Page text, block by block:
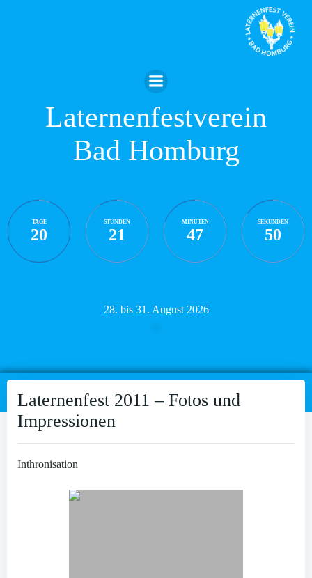
Laternenfestverein
Bad Homburg
TAGE
20
STUNDEN
21
MINUTEN
47
SEKUNDEN
50
28. bis 31. August 2026
Laternenfest 2011 – Fotos und
Impressionen
Inthronisation